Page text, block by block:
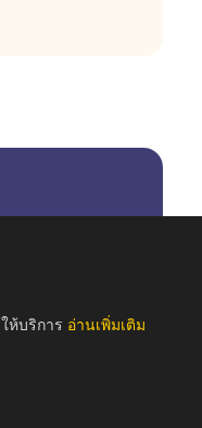
ห้บริการ อ่านเพิ่มเติม